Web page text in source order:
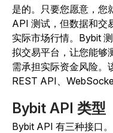
是的。只要您愿意，您
API 测试，但数据和交
实际市场行情。Bybit
拟交易平台，让您能够
需承担实际资金风险。
REST API、
Bybit API 类型
Bybit API 有三种接口。